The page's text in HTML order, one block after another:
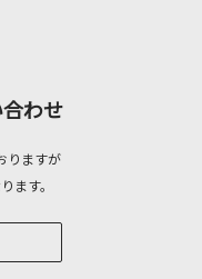
わせ
りますが
ます。